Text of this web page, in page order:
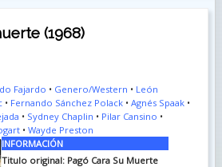
(1968)
Fajardo • Genero/Western • León
• Fernando Sánchez Polack• Agnés Spaak•
• Sydney Chaplin • Pilar Cansino •
• Wayde Preston
INFORMACIÓN
Titulo original: Pagó Cara Su Muerte